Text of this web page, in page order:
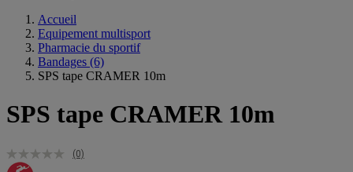
Accueil
Equipement multisport
Pharmacie du sportif
Bandages (6)
SPS tape CRAMER 10m
SPS tape CRAMER 10m
(0)